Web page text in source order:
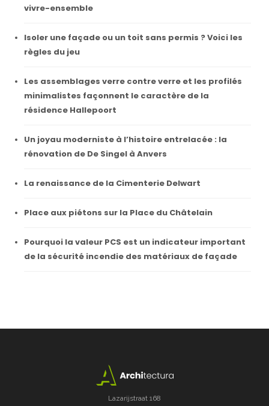
vivre-ensemble
Isoler une façade ou un toit sans permis ? Voici les
règles du jeu
Les assemblages verre contre verre et les profilés
minimalistes façonnent le caractère de la
résidence Hallepoort
Un joyau moderniste à l’histoire entrelacée : la
rénovation de De Singel à Anvers
La renaissance de la Cimenterie Delwart
Place aux piétons sur la Place du Châtelain
Pourquoi la valeur PCS est un indicateur important
de la sécurité incendie des matériaux de façade
Lazarijstraat 168